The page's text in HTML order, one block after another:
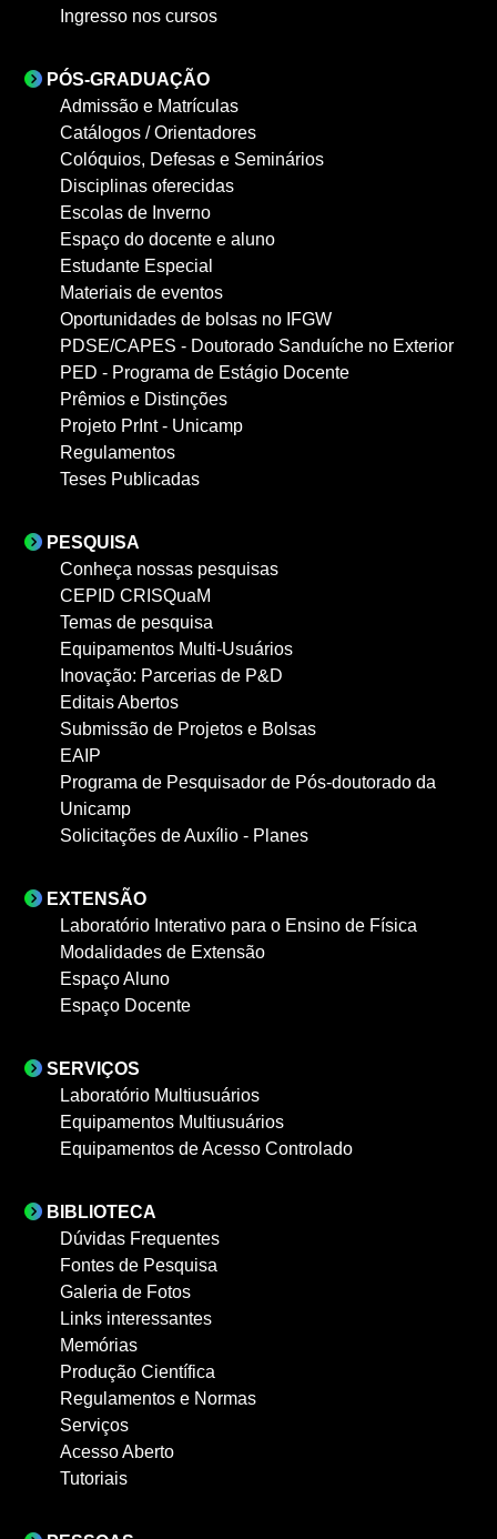
Ingresso nos cursos
PÓS-GRADUAÇÃO
Admissão e Matrículas
Catálogos / Orientadores
Colóquios, Defesas e Seminários
Disciplinas oferecidas
Escolas de Inverno
Espaço do docente e aluno
Estudante Especial
Materiais de eventos
Oportunidades de bolsas no IFGW
PDSE/CAPES - Doutorado Sanduíche no Exterior
PED - Programa de Estágio Docente
Prêmios e Distinções
Projeto PrInt - Unicamp
Regulamentos
Teses Publicadas
PESQUISA
Conheça nossas pesquisas
CEPID CRISQuaM
Temas de pesquisa
Equipamentos Multi-Usuários
Inovação: Parcerias de P&D
Editais Abertos
Submissão de Projetos e Bolsas
EAIP
Programa de Pesquisador de Pós-doutorado da
Unicamp
Solicitações de Auxílio - Planes
EXTENSÃO
Laboratório Interativo para o Ensino de Física
Modalidades de Extensão
Espaço Aluno
Espaço Docente
SERVIÇOS
Laboratório Multiusuários
Equipamentos Multiusuários
Equipamentos de Acesso Controlado
BIBLIOTECA
Dúvidas Frequentes
Fontes de Pesquisa
Galeria de Fotos
Links interessantes
Memórias
Produção Científica
Regulamentos e Normas
Serviços
Acesso Aberto
Tutoriais